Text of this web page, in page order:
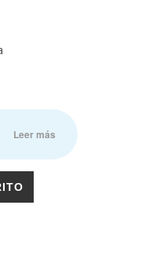
Leer más